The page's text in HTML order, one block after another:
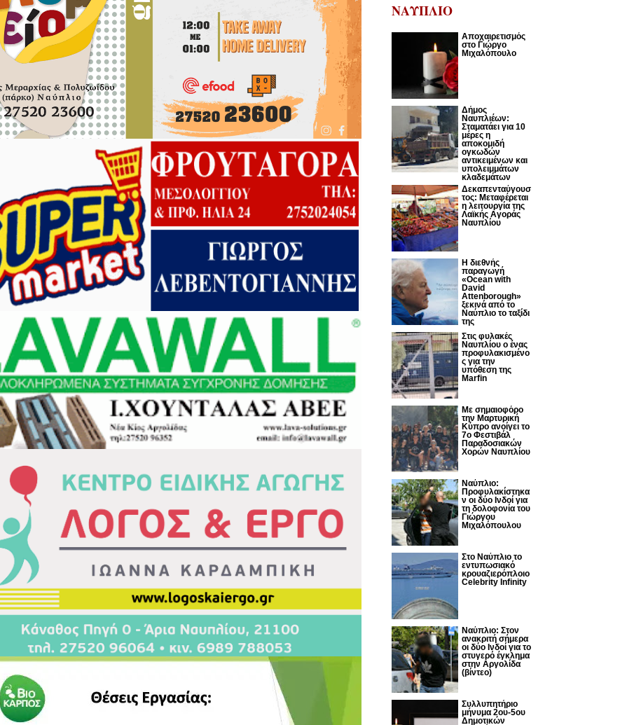
ΝΑΥΠΛΙΟ
Αποχαιρετισμός
στο Γιώργο
Μιχαλόπουλο
Δήμος
Ναυπλιέων:
Σταματάει για 10
μέρες η
αποκομιδή
ογκωδών
αντικειμένων και
υπολειμμάτων
κλαδεμάτων
Δεκαπενταύγουσ
τος: Μεταφέρεται
η λειτουργία της
Λαϊκής Αγοράς
Ναυπλίου
Η διεθνής
παραγωγή
«Ocean with
David
Attenborough»
ξεκινά από το
Ναύπλιο το ταξίδι
της
Στις φυλακές
Ναυπλίου ο ένας
προφυλακισμένο
ς για την
υπόθεση της
Marfin
Με σημαιοφόρο
την Μαρτυρική
Κύπρο ανοίγει το
7ο Φεστιβάλ
Παραδοσιακών
Χορών Ναυπλίου
Ναύπλιο:
Προφυλακίστηκα
ν οι δύο Ινδοί για
τη δολοφονία του
Γιώργου
Μιχαλόπουλου
Στο Ναύπλιο το
εντυπωσιακό
κρουαζιερόπλοιο
Celebrity Infinity
Nαύπλιο: Στον
ανακριτή σήμερα
οι δύο Ινδοί για το
στυγερό έγκλημα
στην Αργολίδα
(βίντεο)
Συλλυπητήριο
μήνυμα 2ου-5ου
Δημοτικών